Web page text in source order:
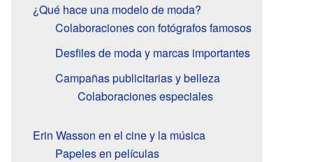
¿Qué hace una modelo de moda?
Colaboraciones con fotógrafos famosos
Desfiles de moda y marcas importantes
Campañas publicitarias y belleza
Colaboraciones especiales
Erin Wasson en el cine y la música
Papeles en películas